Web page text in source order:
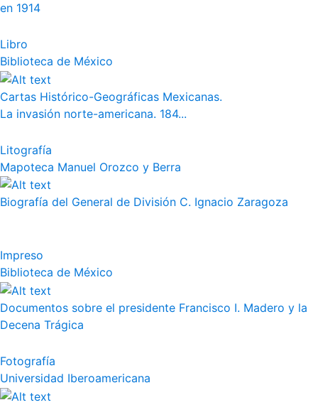
en 1914
Libro
Biblioteca de México
Cartas Histórico-Geográficas Mexicanas.
La invasión norte-americana. 184...
Litografía
Mapoteca Manuel Orozco y Berra
Biografía del General de División C. Ignacio Zaragoza
Impreso
Biblioteca de México
Documentos sobre el presidente Francisco I. Madero y la
Decena Trágica
Fotografía
Universidad Iberoamericana